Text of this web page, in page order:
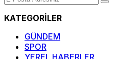
KATEGORİLER
GÜNDEM
SPOR